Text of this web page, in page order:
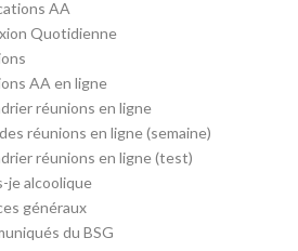
AA
Quotidienne
AA en ligne
réunions en ligne
réunions en ligne (semaine)
réunions en ligne (test)
je alcoolique
généraux
du BSG